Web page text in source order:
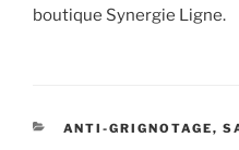
boutique Synergie Ligne.
CATÉGORIES
ANTI-GRIGNOTAGE,